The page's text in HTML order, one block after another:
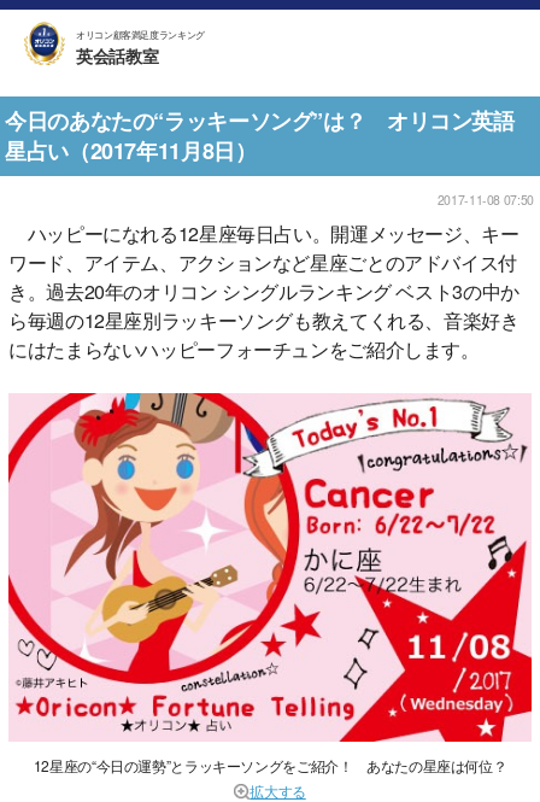
オリコン顧客満足度ランキング
英会話教室
今日のあなたの“ラッキーソング”は？ オリコン英語
星占い（2017年11月8日）
2017-11-08 07:50
ハッピーになれる12星座毎日占い。開運メッセージ、キー
ワード、アイテム、アクションなど星座ごとのアドバイス付
き。過去20年のオリコン シングルランキング ベスト3の中か
ら毎週の12星座別ラッキーソングも教えてくれる、音楽好き
にはたまらないハッピーフォーチュンをご紹介します。
12星座の“今日の運勢”とラッキーソングをご紹介！ あなたの星座は何位？
拡大する